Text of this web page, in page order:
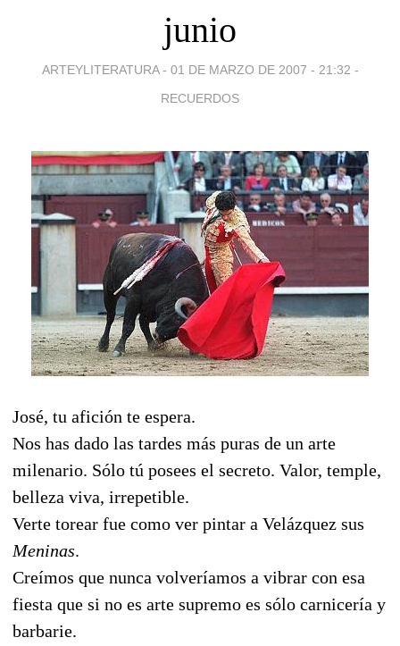
junio
ARTEYLITERATURA - 01 DE MARZO DE 2007 - 21:32 -
RECUERDOS
José, tu afición te espera.
Nos has dado las tardes más puras de un arte
milenario. Sólo tú posees el secreto. Valor, temple,
belleza viva, irrepetible.
Verte torear fue como ver pintar a Velázquez sus
Meninas.
Creímos que nunca volveríamos a vibrar con esa
fiesta que si no es arte supremo es sólo carnicería y
barbarie.